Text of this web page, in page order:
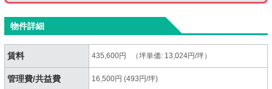
物件詳細
賃料 435,600円 （坪単価: 13,024円/坪）
管理費/共益費 16,500円 (493円/坪)